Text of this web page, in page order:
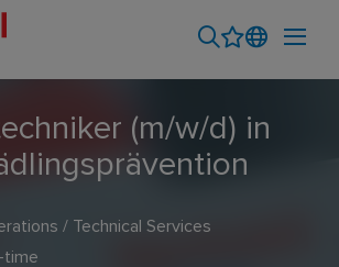
(m/w/d) in
/ Technical Services
time